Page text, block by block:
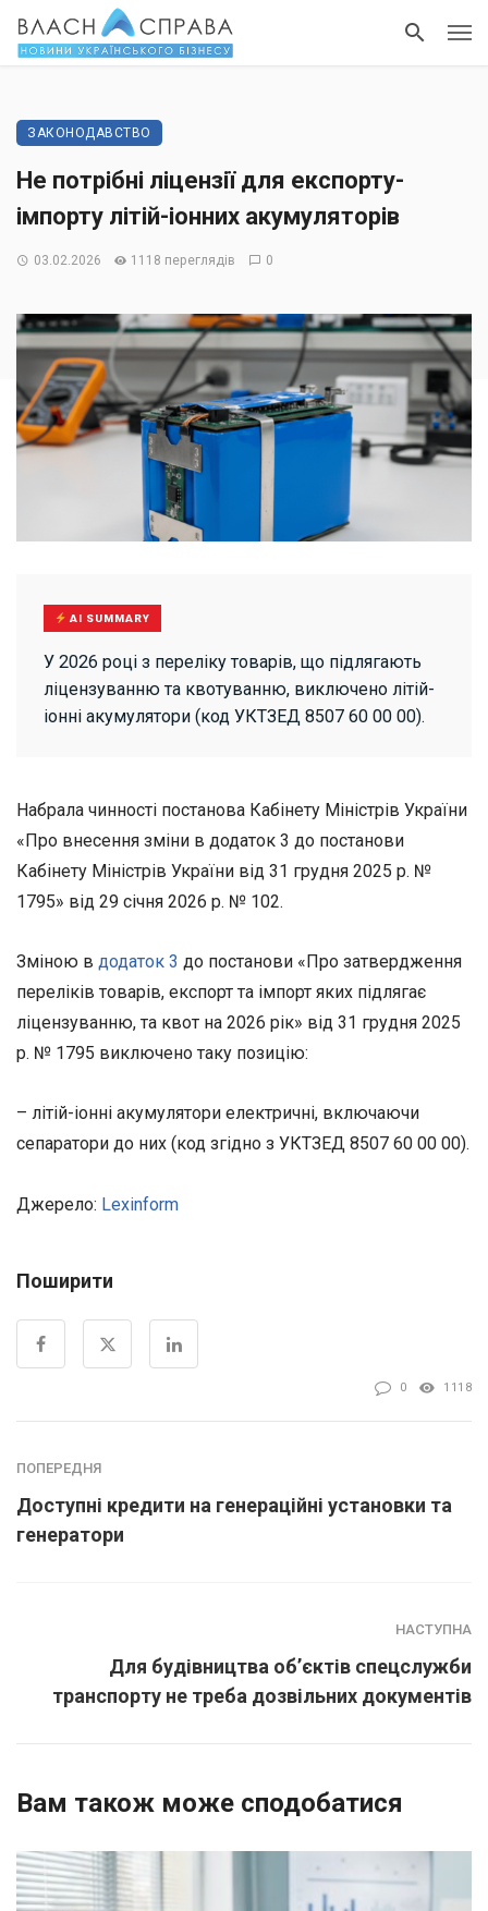
ЗАКОНОДАВСТВО
Не потрібні ліцензії для експорту-
імпорту літій-іонних акумуляторів
03.02.2026 1118 переглядів 0
AI SUMMARY
У 2026 році з переліку товарів, що підлягають
ліцензуванню та квотуванню, виключено літій-
іонні акумулятори (код УКТЗЕД 8507 60 00 00).
Набрала чинності постанова Кабінету Міністрів України
«Про внесення зміни в додаток 3 до постанови
Кабінету Міністрів України від 31 грудня 2025 р. №
1795» від 29 січня 2026 р. № 102.
Зміною в додаток 3 до постанови «Про затвердження
переліків товарів, експорт та імпорт яких підлягає
ліцензуванню, та квот на 2026 рік» від 31 грудня 2025
р. № 1795 виключено таку позицію:
– літій-іонні акумулятори електричні, включаючи
сепаратори до них (код згідно з УКТЗЕД 8507 60 00 00).
Джерело: Lexinform
Поширити
0 1118
ПОПЕРЕДНЯ
Доступні кредити на генераційні установки та
генератори
НАСТУПНА
Для будівництва об’єктів спецслужби
транспорту не треба дозвільних документів
Вам також може сподобатися